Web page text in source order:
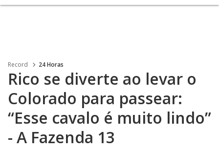
Record 24 Horas
Rico se diverte ao levar o
Colorado para passear:
“Esse cavalo é muito lindo”
- A Fazenda 13